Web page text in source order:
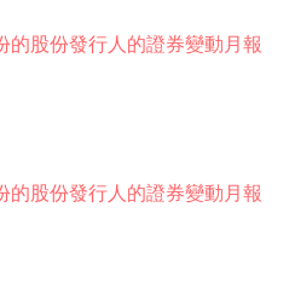
的股份發行人的證券變動月報
的股份發行人的證券變動月報